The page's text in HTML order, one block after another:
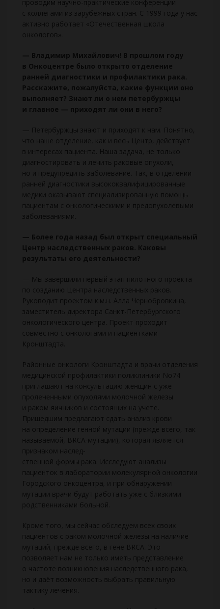
проводим научно-практические конференции
с коллегами из зарубежных стран. С 1999 года у нас
активно работает «Отечественная школа
онкологов».
— Владимир Михайлович! В прошлом году
в Онкоцентре было открыто отделение
ранней диагностики и профилактики рака.
Расскажите, пожалуйста, какие функции оно
выполняет? Знают ли о нем петербуржцы
и главное — приходят ли они в него?
— Петербуржцы знают и приходят к нам. Понятно,
что наше отделение, как и весь Центр, действует
в интересах пациента. Наша задача, не только
диагностировать и лечить раковые опухоли,
но и предупредить заболевание. Так, в отделении
ранней диагностики высококвалифицированные
медики оказывают специализированную помощь
пациентам с онкологическими и предопухолевыми
заболеваниями.
— Более года назад был открыт специальный
Центр наследственных раков. Каковы
результаты его деятельности?
— Мы завершили первый этап пилотного проекта
по созданию Центра наследственных раков.
Руководит проектом к.м.н. Алла Чернобровкина,
заместитель директора Санкт-Петербургского
онкологического центра. Проект проходит
совместно с онкологами и пациентками
Кронштадта.
Районные онкологи Кронштадта и врачи отделения
медицинской профилактики поликлиники No74
приглашают на консультацию женщин с уже
пролеченными опухолями молочной железы
и раком яичников и состоящих на учете.
Пришедшим предлагают сдать анализ крови
на определение генной мутации (прежде всего, так
называемой, BRCA-мутации), которая является
признаком наслед-
ственной формы рака. Исследуют анализы
пациенток в лаборатории молекулярной онкологии
Городского онкоцентра, и при обнаружении
мутации врачи будут работать уже с близкими
родственниками больной.
Кроме того, мы сейчас обследуем всех своих
пациентов с раком молочной железы на наличие
мутаций, прежде всего, в гене BRCA. Это
позволяет нам не только иметь представление
о частоте возникновения наследственного рака,
но и даёт возможность выбрать правильную
тактику лечения.